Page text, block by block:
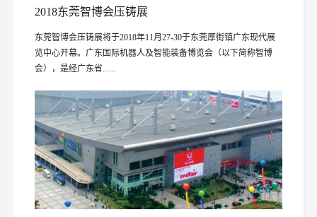
2018东莞智博会压铸展
东莞智博会压铸展将于2018年11月27-30于东莞厚街镇广东现代展
览中心开幕。广东国际机器人及智能装备博览会（以下简称智博
会），是经广东省......